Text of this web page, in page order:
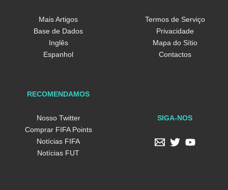
Mais Artigos
Base de Dados
Inglês
Espanhol
Termos de Serviço
Privacidade
Mapa do Sítio
Contactos
RECOMENDAMOS
Nosso Twitter
Comprar FIFA Points
Notícias FIFA
Notícias FUT
SIGA-NOS